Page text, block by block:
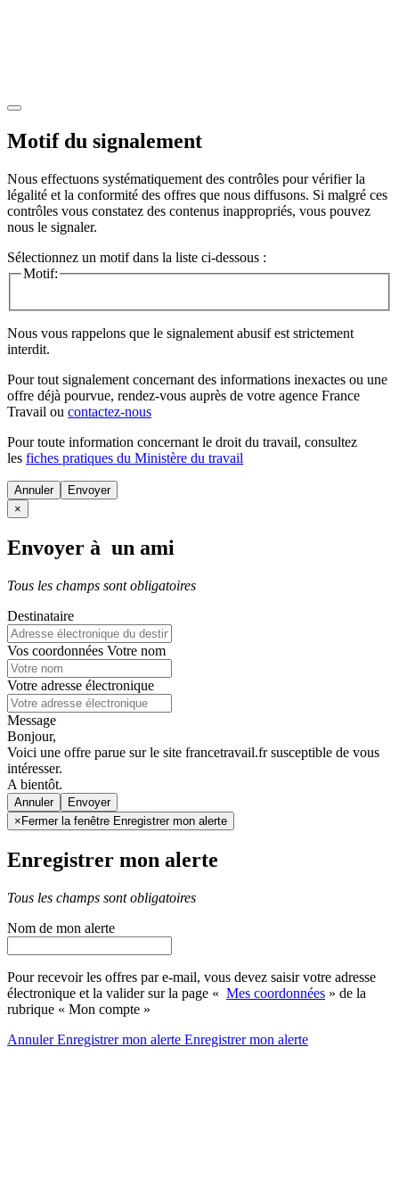
Motif du signalement
Nous effectuons systématiquement des contrôles pour vérifier la
légalité et la conformité des offres que nous diffusons. Si malgré ces
contrôles vous constatez des contenus inappropriés, vous pouvez
nous le signaler.
Sélectionnez un motif dans la liste ci-dessous :
Motif:
Nous vous rappelons que le signalement abusif est strictement
interdit.
Pour tout signalement concernant des informations inexactes ou une
offre déjà pourvue, rendez-vous auprès de votre agence France
Travail ou contactez-nous
Pour toute information concernant le droit du travail, consultez
les fiches pratiques du Ministère du travail
Annuler
×
Envoyer à un ami
Tous les champs sont obligatoires
Destinataire
Vos coordonnées Votre nom
Votre adresse électronique
Message
Bonjour,
Voici une offre parue sur le site francetravail.fr susceptible de vous
intéresser.
A bientôt.
Annuler
× Fermer la fenêtre Enregistrer mon alerte
Enregistrer mon alerte
Tous les champs sont obligatoires
Nom de mon alerte
Pour recevoir les offres par e-mail, vous devez saisir votre adresse
électronique et la valider sur la page « Mes coordonnées » de la
rubrique « Mon compte »
AnnulerEnregistrer mon alerte Enregistrermon alerte